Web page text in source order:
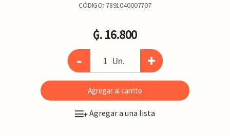
CÓDIGO: 7891040007707
₲. 16.800
- Un. +
Agregar al carrito
+Agregar a una lista